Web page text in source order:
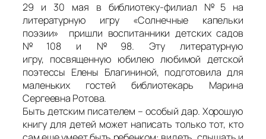
29 и 30 мая в библиотеку-филиал №5 на
литературную игру «Солнечные капельки
поэзии» пришли воспитанники детских садов
№108 и №98. Эту литературную
игру, посвященную юбилею любимой детской
поэтессы Елены Благининой, подготовила для
маленьких гостей библиотекарь Марина
Сергеевна Ротова.
Быть детским писателем – особый дар. Хорошую
книгу для детей может написать только тот, кто